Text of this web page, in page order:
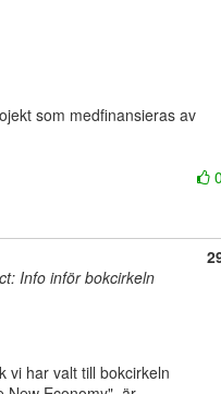
som medfinansieras av
0
Info inför bokcirkeln
vi har valt till bokcirkeln